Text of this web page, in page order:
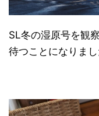
SL冬の湿原号を観
待つことになりまし